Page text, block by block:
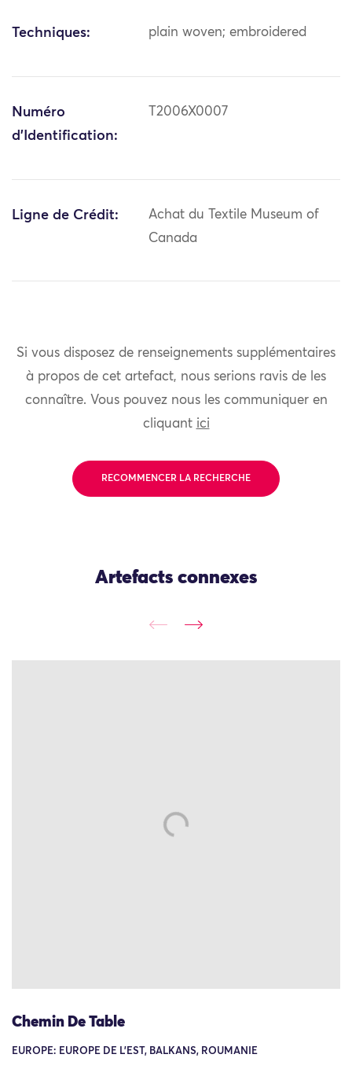
Techniques: plain woven; embroidered
Numéro
d'Identification:
T2006X0007
Ligne de Crédit:
Achat du Textile Museum of
Canada
Si vous disposez de renseignements supplémentaires
à propos de cet artefact, nous serions ravis de les
connaître. Vous pouvez nous les communiquer en
cliquant ici
RECOMMENCER LA RECHERCHE
Artefacts connexes
Chemin De Table
EUROPE: EUROPE DE L'EST, BALKANS, ROUMANIE